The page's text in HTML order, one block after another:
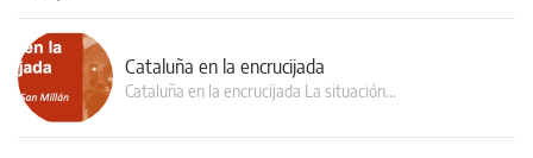
Cataluña en la encrucijada
Cataluña en la encrucijada La situación…